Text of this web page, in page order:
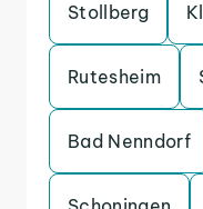
Stollberg
Rutesheim
Bad Nenndorf